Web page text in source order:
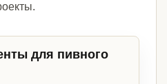
для пивного